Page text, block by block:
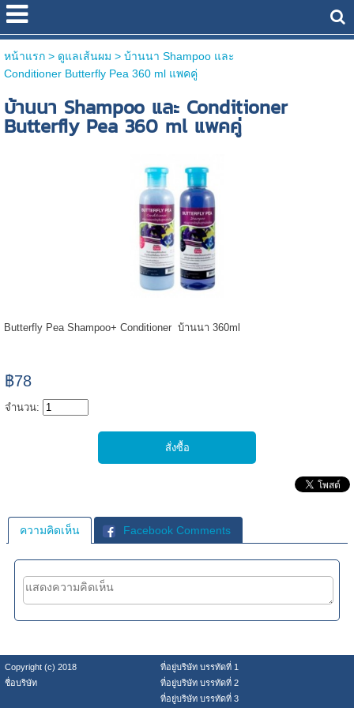
หน้าแรก> ดูแลเส้นผม > บ้านนา Shampoo และ
Conditioner Butterfly Pea 360 ml แพคคู่
บ้านนา Shampoo และ Conditioner
Butterfly Pea 360 ml แพคคู่
Butterfly Pea Shampoo+ Conditioner บ้านนา 360ml
฿78
จำนวน:
ความคิดเห็น Facebook Comments
Copyright (c) 2018
ที่อยู่บริษัท บรรทัดที่ 1
ชื่อบริษัท
ที่อยู่บริษัท บรรทัดที่ 2
ที่อยู่บริษัท บรรทัดที่ 3